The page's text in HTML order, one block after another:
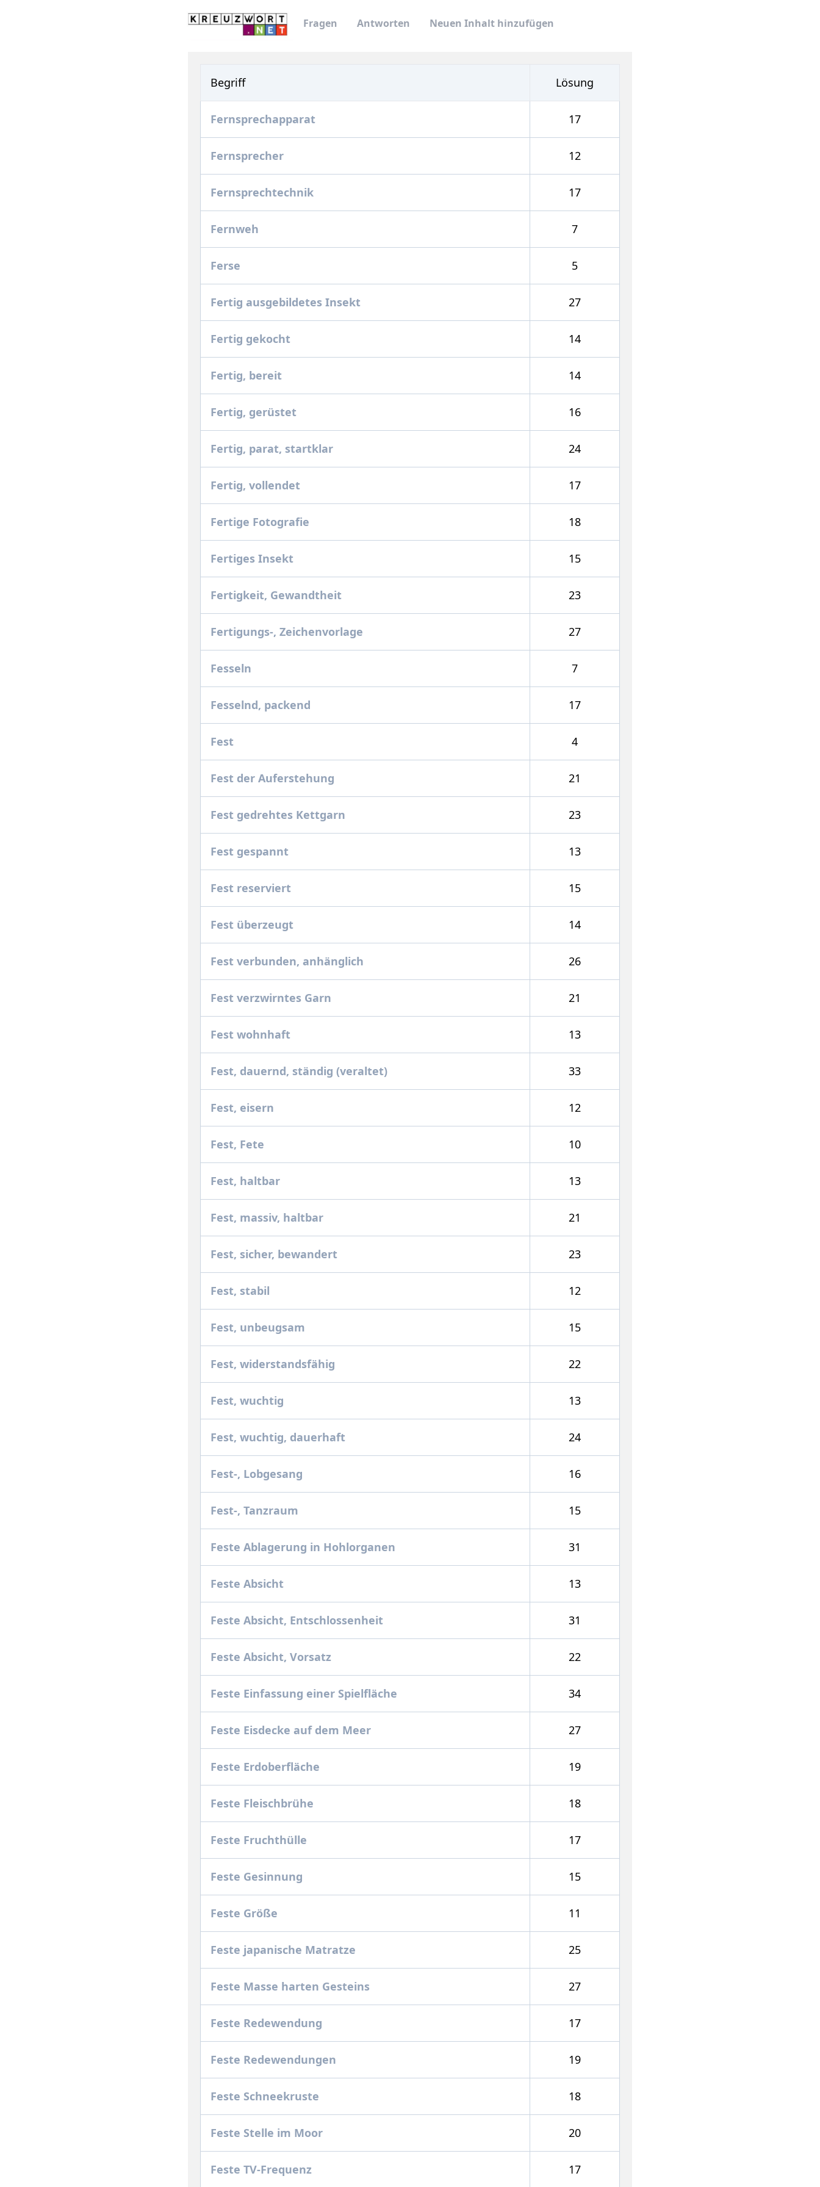
Fragen Antworten Neuen Inhalt hinzufügen
Begriff Lösung
Fernsprechapparat 17
Fernsprecher 12
Fernsprechtechnik 17
Fernweh 7
Ferse 5
Fertig ausgebildetes Insekt 27
Fertig gekocht 14
Fertig, bereit 14
Fertig, gerüstet 16
Fertig, parat, startklar 24
Fertig, vollendet 17
Fertige Fotografie 18
Fertiges Insekt 15
Fertigkeit, Gewandtheit 23
Fertigungs-, Zeichenvorlage 27
Fesseln 7
Fesselnd, packend 17
Fest 4
Fest der Auferstehung 21
Fest gedrehtes Kettgarn 23
Fest gespannt 13
Fest reserviert 15
Fest überzeugt 14
Fest verbunden, anhänglich 26
Fest verzwirntes Garn 21
Fest wohnhaft 13
Fest, dauernd, ständig (veraltet) 33
Fest, eisern 12
Fest, Fete 10
Fest, haltbar 13
Fest, massiv, haltbar 21
Fest, sicher, bewandert 23
Fest, stabil 12
Fest, unbeugsam 15
Fest, widerstandsfähig 22
Fest, wuchtig 13
Fest, wuchtig, dauerhaft 24
Fest-, Lobgesang 16
Fest-, Tanzraum 15
Feste Ablagerung in Hohlorganen 31
Feste Absicht 13
Feste Absicht, Entschlossenheit 31
Feste Absicht, Vorsatz 22
Feste Einfassung einer Spielfläche 34
Feste Eisdecke auf dem Meer 27
Feste Erdoberfläche 19
Feste Fleischbrühe 18
Feste Fruchthülle 17
Feste Gesinnung 15
Feste Größe 11
Feste japanische Matratze 25
Feste Masse harten Gesteins 27
Feste Redewendung 17
Feste Redewendungen 19
Feste Schneekruste 18
Feste Stelle im Moor 20
Feste TV-Frequenz 17